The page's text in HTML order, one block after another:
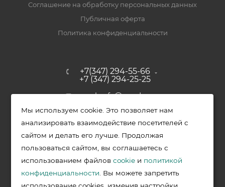
Соглашение на обработку персональных данных
Публичная оферта
Политика конфиденциальности
+7(347) 294-55-66
+7 (347) 294-25-25
upak-ufa@yandex.ru
Уфимский район, с. Зубово, ул.
Полевая, д. 44/2, к. 2
2026 © Меркурий - упаковочная продукция от ведущих
производителей в Уфе
Мы используем cookie. Это позволяет нам
анализировать взаимодействие посетителей с
сайтом и делать его лучше. Продолжая
пользоваться сайтом, вы соглашаетесь с
использованием файловcookie и политикой
конфиденциальности . Вы можете запретить